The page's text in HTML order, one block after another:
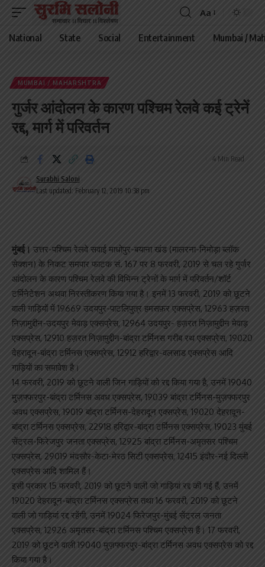
Font
Resizer
Aa
National State Social Entertainment Mumbai /
MUMBAI / MAHARSHTRA
गुर्जर आंदोलन के कारण पश्चिम रेलवे कई ट्रेनें
रद्द, मार्ग में परिवर्तन
Last updated: February 12, 2019 10:38 pm
Surabhi Saloni
4 Min Read
मुंबई। उत्तर-पश्चिम रेलवे सवाई माधोपुर-बयाना खंड (मालरना-निमोड़ा ब्लॉक
सेक्शन) के निकट समपार फाटक सं. 167 पर 8 फरवरी, 2019 से चल रहे गुर्जर
आंदोलन के कारण पश्चिम रेलवे की विभिन्न ट्रेनों के मार्ग में परिवर्तन/शॉर्ट
टर्मिनेटेशन अथवा निरस्तीकरण किया गया है। इनमें 13 फरवरी, 2019 को छूटने
वाली गाड़ियों में 19669 उदयपुर-पाटलिपुत्र हमसफ़र एक्सप्रेस, 12963 हज़रत
निज़ामुद्दीन-उदयपुर मेवाड़ एक्सप्रेस, 12964 उदयपुर- हज़रत निज़ामुद्दीन मेवाड़
एक्सप्रेस, 12910 हज़रत निज़ामुद्दीन-बांद्रा टर्मिनस गरीब रथ एक्सप्रेस, 19020
देहरादून-बांद्रा टर्मिनस एक्सप्रेस, 12912 हरिद्वार-वलसाड एक्सप्रेस आदि
गाड़ियों का समावेश है।
14 फरवरी, 2019 को छूटने वाली जिन गाड़ियों को रद्द किया गया है, उनमें 19040
मुज़फ्फरपुर-बांद्रा टर्मिनस अवध एक्सप्रेस, 19039 बांद्रा टर्मिनस-मुज़फ्फरपुर
अवध एक्सप्रेस, 19019 बांद्रा टर्मिनस-देहरादून एक्सप्रेस, 19020 देहरादून-
बांद्रा टर्मिनस एक्सप्रेस, 22918 हरिद्वार-बांद्रा टर्मिनस एक्सप्रेस, 19023 मुंबई
सेंट्रल-फिरेजपुर जनता एक्सप्रेस, 12925 बांद्रा टर्मिनस-अमृतसर पश्चिम
एक्सप्रेस, 29019 मंदसौर-केटा-मेरठ सिटी एक्सप्रेस, 12415 इंदौर-नई दिल्ली
एक्सप्रेस आदि शामिल हैं।
इसी प्रकार 15 फरवरी, 2019 को छूटने वाली जो गाड़ियां रद्द की गई हैं, उनमें
19020 देहरादून-बांद्रा टर्मिनस एक्सप्रेस तथा 16 फरवरी, 2019 को छूटने
वाली जो गाड़ियां रद्द रहेंगी, उनमें 19024 फिरेजपुर-मुंबई सेंट्रल जनता
एक्सप्रेस, 12926 अमृतसर-बांद्रा टर्मिनस पश्चिम एक्सप्रेस हैं। 17 फरवरी,
2019 को छूटने वाली 19040 मुज़फ्फरपुर-बांद्रा टर्मिनस अवध एक्सप्रेस को रद्द
किया गया है।